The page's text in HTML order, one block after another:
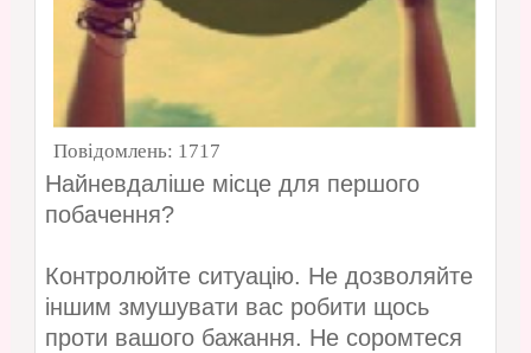
Повідомлень: 1717
Найневдаліше місце для першого
побачення?
Контролюйте ситуацію. Не дозволяйте
іншим змушувати вас робити щось
проти вашого бажання. Не соромтеся